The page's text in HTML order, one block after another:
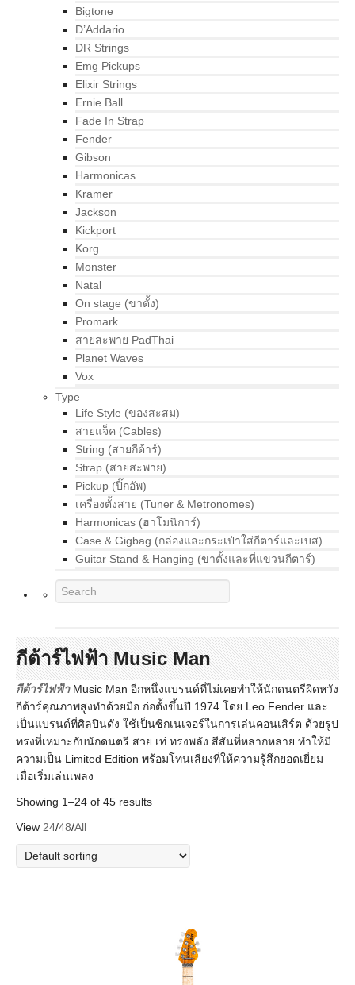
Bigtone
D’Addario
DR Strings
Emg Pickups
Elixir Strings
Ernie Ball
Fade In Strap
Fender
Gibson
Harmonicas
Kramer
Jackson
Kickport
Korg
Monster
Natal
On stage (ขาตั้ง)
Promark
สายสะพาย PadThai
Planet Waves
Vox
Type
Life Style (ของสะสม)
สายแจ็ค (Cables)
String (สายกีต้าร์)
Strap (สายสะพาย)
Pickup (ปิ๊กอัพ)
เครื่องตั้งสาย (Tuner & Metronomes)
Harmonicas (ฮาโมนิการ์)
Case & Gigbag (กล่องและกระเป๋าใส่กีตาร์และเบส)
Guitar Stand & Hanging (ขาตั้งและที่แขวนกีตาร์)
กีต้าร์ไฟฟ้า Music Man
กีต้าร์ไฟฟ้าMusic Man อีกหนึ่งแบรนด์ที่ไม่เคยทำให้นักดนตรีผิดหวัง
กีต้าร์คุณภาพสูงทำด้วยมือ ก่อตั้งขึ้นปี 1974 โดย Leo Fender และ
เป็นแบรนด์ที่ศิลปินดัง ใช้เป็นซิกเนเจอร์ในการเล่นคอนเสิร์ต ด้วยรูป
ทรงที่เหมาะกับนักดนตรี สวย เท่ ทรงพลัง สีสันที่หลากหลาย ทำให้มี
ความเป็น Limited Edition พร้อมโทนเสียงที่ให้ความรู้สึกยอดเยี่ยม
เมื่อเริ่มเล่นเพลง
Showing 1–24 of 45 results
View 24/48/All